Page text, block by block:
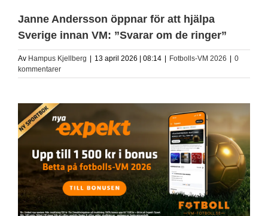
Janne Andersson öppnar för att hjälpa
Sverige innan VM: ”Svarar om de ringer”
Av Hampus Kjellberg | 13 april 2026 | 08:14 | Fotbolls-VM 2026 | 0
kommentarer